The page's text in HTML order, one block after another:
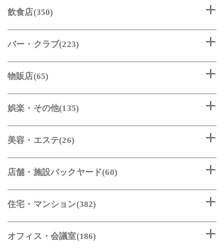
飲食店(350)
バー・クラブ(223)
物販店(65)
娯楽・その他(135)
美容・エステ(26)
店舗・施設バックヤード(60)
住宅・マンション(382)
オフィス・会議室(186)